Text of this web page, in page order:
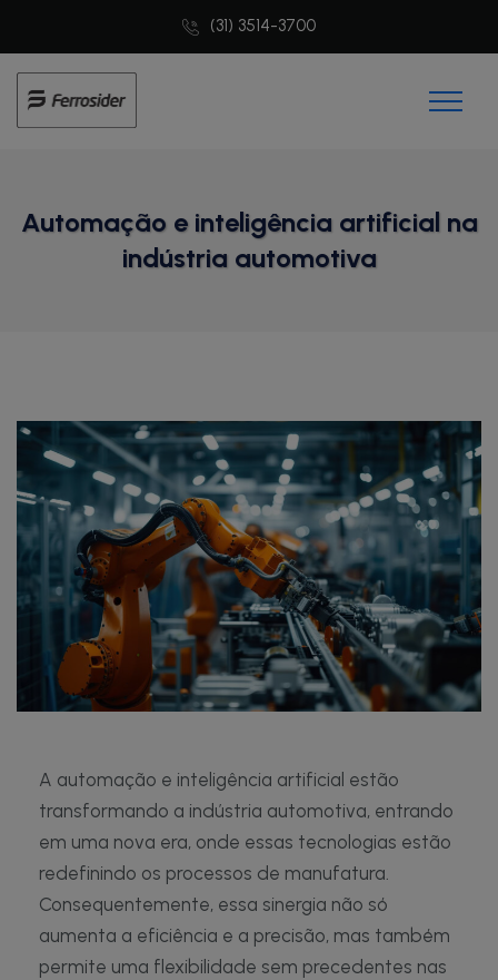
(31) 3514-3700
Automação e inteligência artificial na
indústria automotiva
A automação e inteligência artificial estão
transformando a indústria automotiva, entrando
em uma nova era, onde essas tecnologias estão
redefinindo os processos de manufatura.
Consequentemente, essa sinergia não só
aumenta a eficiência e a precisão, mas também
permite uma flexibilidade sem precedentes nas